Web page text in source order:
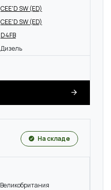
CEE'D SW (ED)
CEE'D SW (ED)
D4FB
Дизель
На складе
Великобритания